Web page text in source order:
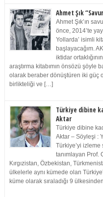
Ahmet Şık
Ahmet Şık’ın
önce, 2014’te
Yollarda’ isimli
başlayacağım.
iktidar
araştırma kitabımın önsözü şöyle
olarak beraber dönüştüren iki güç
birlikteliği ve […]
Türkiye dibine
Aktar
Türkiye dibine
Aktar – Söyleşi :
Türkiye’yi izleme
tanımlayan Prof.
Kırgızistan, Özbekistan,
ülkelerle aynı kümede olan
küme olarak sıraladığı 9